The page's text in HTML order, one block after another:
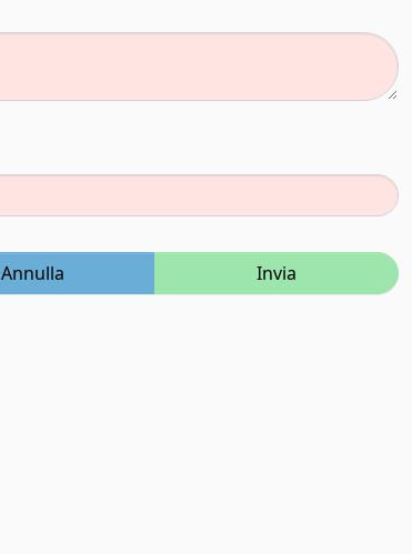
Annulla Invia